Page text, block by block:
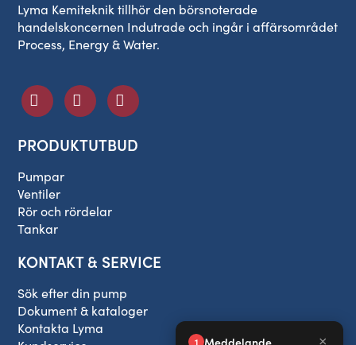
Lyma Kemiteknik tillhör den börsnoterade
handelskoncernen Indutrade och ingår i affärsområdet
Process, Energy & Water.
PRODUKTUTBUD
Pumpar
Ventiler
Rör och rördelar
Tankar
KONTAKT & SERVICE
Sök efter din pump
Dokument & kataloger
Kontakta Lyma